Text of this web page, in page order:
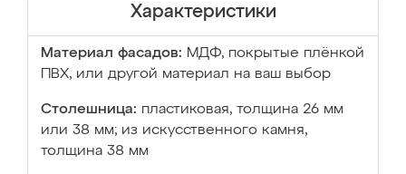
Характеристики
Материал фасадов: МДФ, покрытые плёнкой
ПВХ, или другой материал на ваш выбор
Столешница: пластиковая, толщина 26 мм
или 38 мм; из искусственного камня,
толщина 38 мм